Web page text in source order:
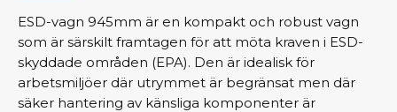
ESD-vagn 945mm är en kompakt och robust vagn
som är särskilt framtagen för att möta kraven i ESD-
skyddade områden (EPA). Den är idealisk för
arbetsmiljöer där utrymmet är begränsat men där
säker hantering av känsliga komponenter är